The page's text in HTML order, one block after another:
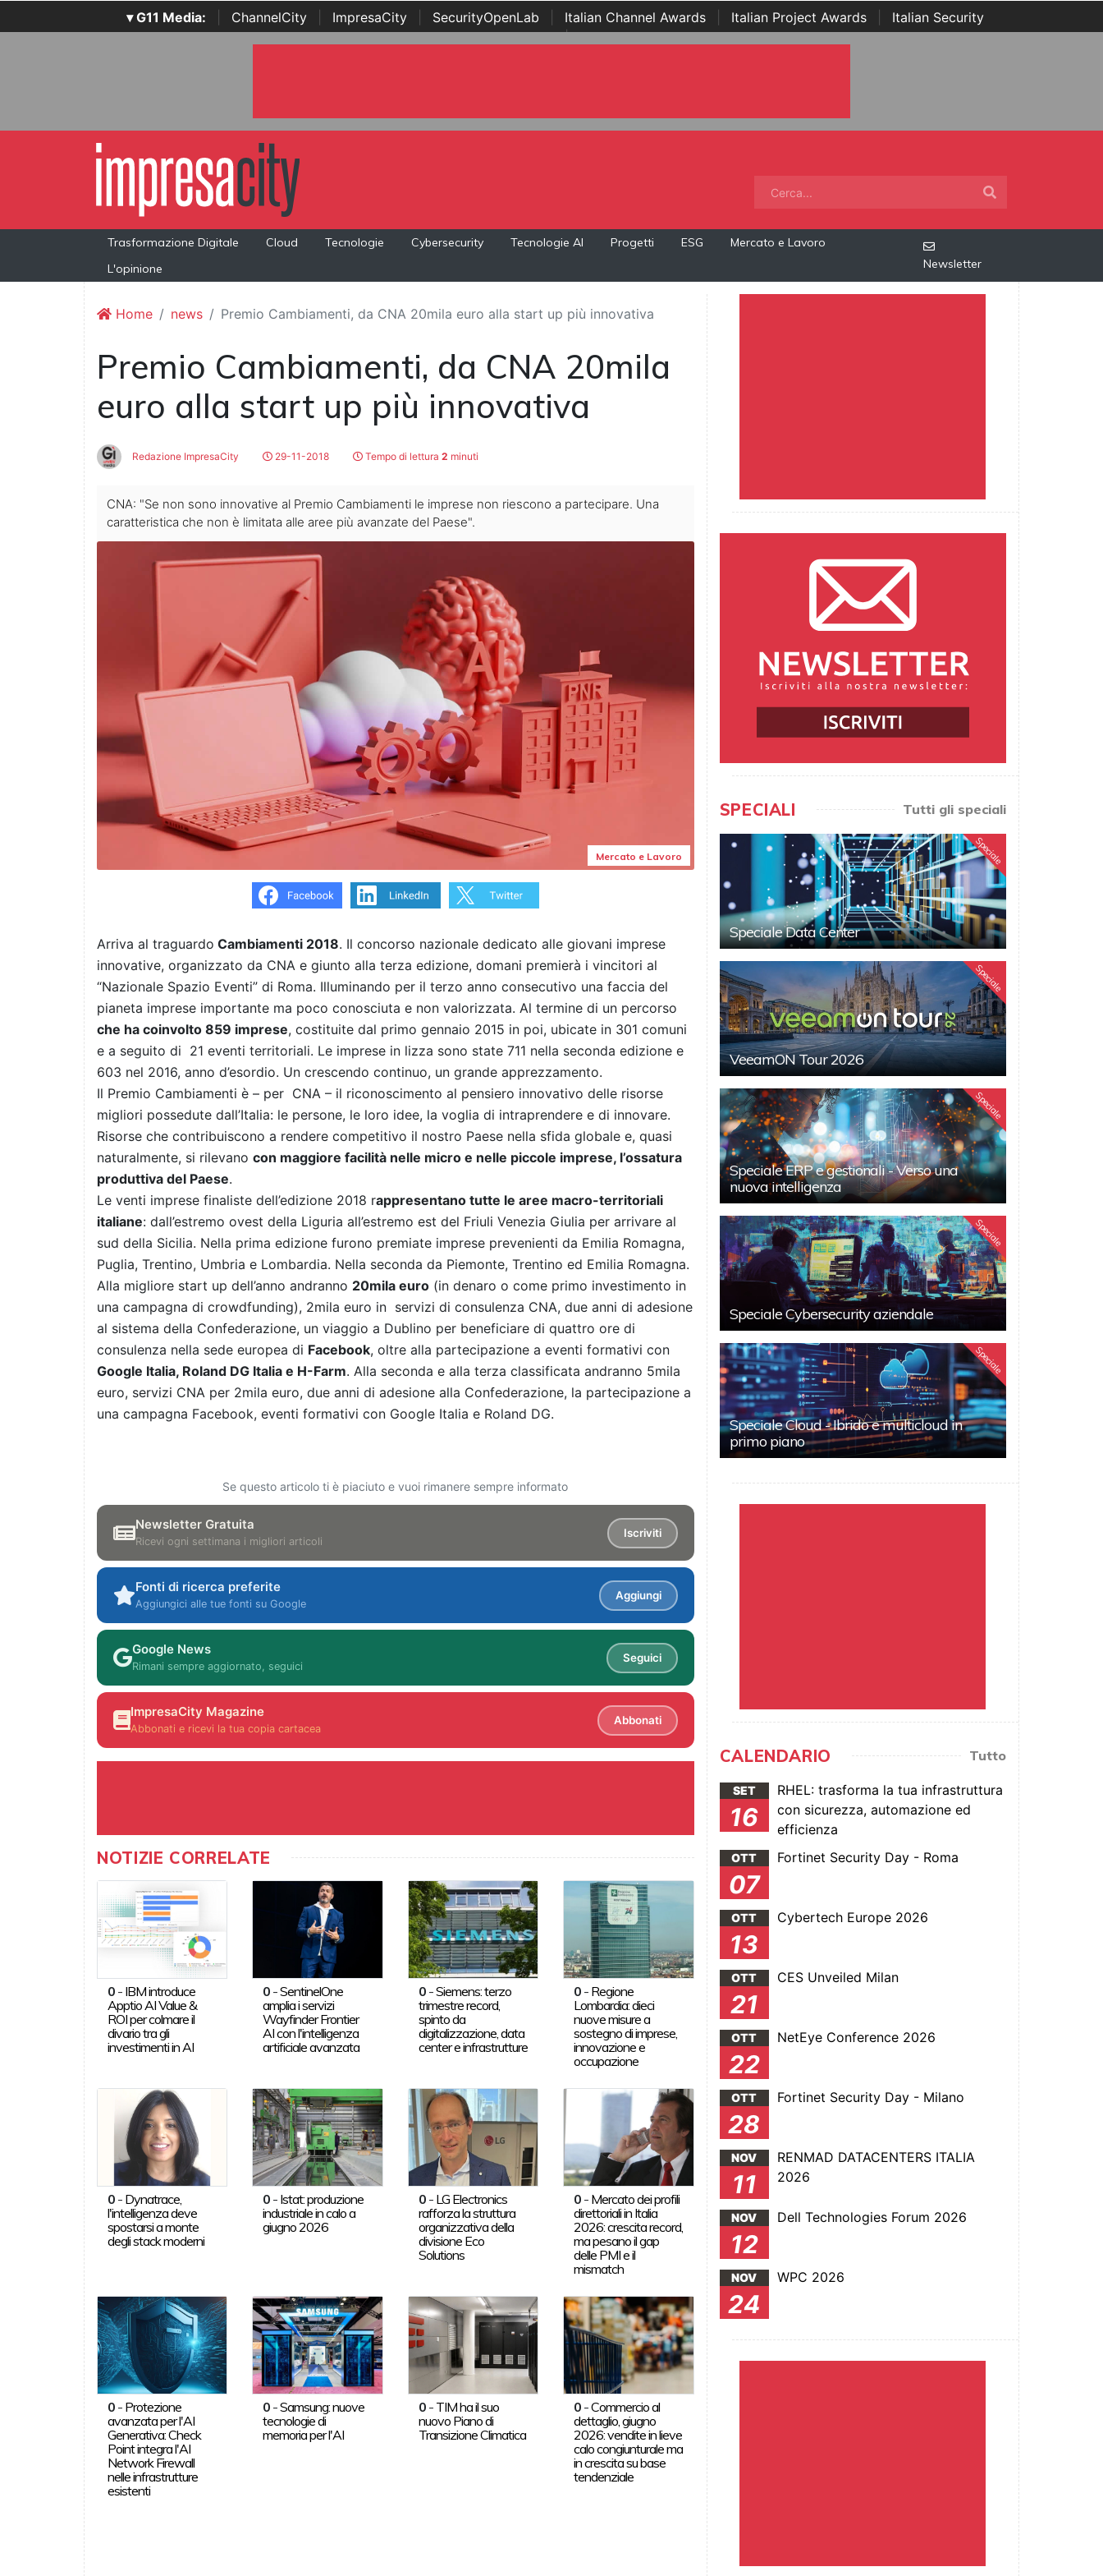
▾ G11 Media: ChannelCity ImpresaCity SecurityOpenLab Italian Channel Awards Italian Project Awards
Italian Security
Awards | ...
Trasformazione Digitale Cloud Tecnologie Cybersecurity Tecnologie AI Progetti ESG
Mercato e Lavoro
L'opinione
Newsletter
Home news Premio Cambiamenti, da CNA 20mila euro alla start up più innovativa
Premio Cambiamenti, da CNA 20mila
euro alla start up più innovativa
Redazione ImpresaCity 29-11-2018 Tempo di lettura 2 minuti
CNA: "Se non sono innovative al Premio Cambiamenti le imprese non riescono a partecipare. Una
caratteristica che non è limitata alle aree più avanzate del Paese".
Mercato e Lavoro
Arriva al traguardo Cambiamenti 2018. Il concorso nazionale dedicato alle giovani imprese
innovative, organizzato da CNA e giunto alla terza edizione, domani premierà i vincitori al
“Nazionale Spazio Eventi” di Roma. Illuminando per il terzo anno consecutivo una faccia del
pianeta imprese importante ma poco conosciuta e non valorizzata. Al termine di un percorso
che ha coinvolto 859 imprese, costituite dal primo gennaio 2015 in poi, ubicate in 301 comuni
e a seguito di 21 eventi territoriali. Le imprese in lizza sono state 711 nella seconda edizione e
603 nel 2016, anno d’esordio. Un crescendo continuo, un grande apprezzamento.
Il Premio Cambiamenti è – per CNA – il riconoscimento al pensiero innovativo delle risorse
migliori possedute dall’Italia: le persone, le loro idee, la voglia di intraprendere e di innovare.
Risorse che contribuiscono a rendere competitivo il nostro Paese nella sfida globale e, quasi
naturalmente, si rilevano con maggiore facilità nelle micro e nelle piccole imprese, l’ossatura
produttiva del Paese.
Le venti imprese finaliste dell’edizione 2018 rappresentano tutte le aree macro-territoriali
italiane: dall’estremo ovest della Liguria all’estremo est del Friuli Venezia Giulia per arrivare al
sud della Sicilia. Nella prima edizione furono premiate imprese prevenienti da Emilia Romagna,
Puglia, Trentino, Umbria e Lombardia. Nella seconda da Piemonte, Trentino ed Emilia Romagna.
Alla migliore start up dell’anno andranno 20mila euro (in denaro o come primo investimento in
una campagna di crowdfunding), 2mila euro in servizi di consulenza CNA, due anni di adesione
al sistema della Confederazione, un viaggio a Dublino per beneficiare di quattro ore di
consulenza nella sede europea di Facebook, oltre alla partecipazione a eventi formativi con
Google Italia, Roland DG Italia e H-Farm. Alla seconda e alla terza classificata andranno 5mila
euro, servizi CNA per 2mila euro, due anni di adesione alla Confederazione, la partecipazione a
una campagna Facebook, eventi formativi con Google Italia e Roland DG.
Se questo articolo ti è piaciuto e vuoi rimanere sempre informato
Newsletter Gratuita
Ricevi ogni settimana i migliori articoli
Iscriviti
Fonti di ricerca preferite
Aggiungici alle tue fonti su Google
Aggiungi
Google News
Rimani sempre aggiornato, seguici
Seguici
ImpresaCity Magazine
Abbonati e ricevi la tua copia cartacea
Abbonati
NOTIZIE CORRELATE
0- IBM introduce
Apptio AI Value &
ROI per colmare il
divario tra gli
investimenti in AI
0 -SentinelOne
amplia i servizi
Wayfinder Frontier
AI con l'intelligenza
artificiale avanzata
0-Siemens: terzo
trimestre record,
spinto da
digitalizzazione, data
center e infrastrutture
0 - Regione
Lombardia: dieci
nuove misure a
sostegno di imprese,
innovazione e
occupazione
0- Dynatrace,
l'intelligenza deve
spostarsi a monte
degli stack moderni
0 - Istat: produzione
industriale in calo a
giugno 2026
0- LG Electronics
rafforza la struttura
organizzativa della
divisione Eco
Solutions
0 - Mercato dei profili
direttoriali in Italia
2026: crescita record,
ma pesano il gap
delle PMI e il
mismatch
0- Protezione
avanzata per l'AI
Generativa: Check
Point integra l'AI
Network Firewall
nelle infrastrutture
esistenti
0 -Samsung: nuove
tecnologie di
memoria per l'AI
0- TIM ha il suo
nuovo Piano di
Transizione Climatica
0 -Commercio al
dettaglio, giugno
2026: vendite in lieve
calo congiunturale ma
in crescita su base
tendenziale
SPECIALI Tutti gli speciali
Speciale
Speciale Data Center
Speciale
VeeamON Tour 2026
Speciale
Speciale ERP e gestionali - Verso una
nuova intelligenza
Speciale
Speciale Cybersecurity aziendale
Speciale
Speciale Cloud - Ibrido e multicloud in
primo piano
CALENDARIO Tutto
SET
16
RHEL: trasforma la tua infrastruttura
con sicurezza, automazione ed
efficienza
OTT
07
Fortinet Security Day - Roma
OTT
13
Cybertech Europe 2026
OTT
21
CES Unveiled Milan
OTT
22
NetEye Conference 2026
OTT
28
Fortinet Security Day - Milano
NOV
11
RENMAD DATACENTERS ITALIA
2026
NOV
12
Dell Technologies Forum 2026
NOV
24
WPC 2026